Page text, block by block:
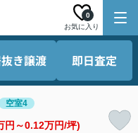
お気に入り
0
き譲渡 即日査定
空室4
円～0.12万円/坪)